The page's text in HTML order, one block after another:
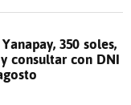
350 soles,
consultar con DNI